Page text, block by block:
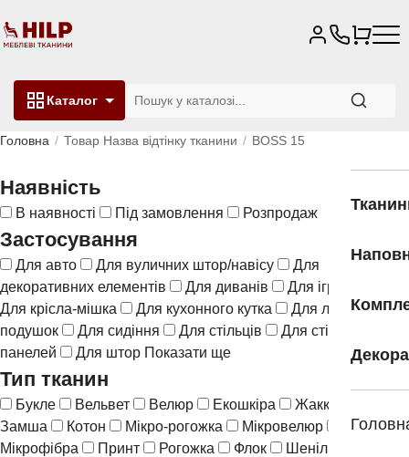
Каталог
Головна Товар Назва відтінку тканини BOSS 15
Наявність
В наявності Під замовлення Розпродаж
Застосування
Для авто Для вуличних штор/навісу
Для
декоративних елементів
Для диванів
Для іграшок
Для крісла-мішка
Для кухонного кутка Для ліжок
Для
подушок
Для сидіння Для стільців
Для стінових
панелей
Для штор Показати ще
Тип тканин
Букле Вельвет Велюр Екошкіра
Жаккард
Замша
Котон Мікро-рогожка
Мікровелюр
Мікрофібра
Принт Рогожка Флок Шеніл